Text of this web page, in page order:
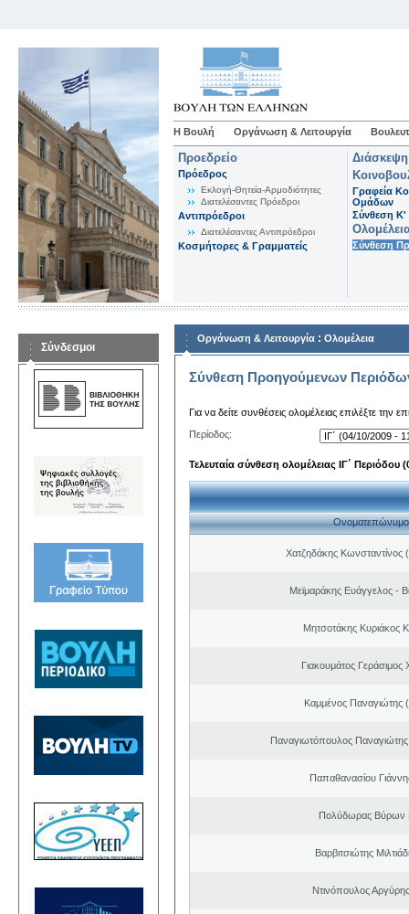
Η Βουλή Οργάνωση & Λειτουργία
Προεδρείο
Πρόεδρος
Εκλογή-Θητεία-Αρμοδιότητες
Διατελέσαντες Πρόεδροι
Αντιπρόεδροι
Διατελέσαντες Αντιπρόεδροι
Κοσμήτορες & Γραμματείς
Γραφεία
Ομάδων
Σύνθεση K'
Σύνθεση
Σύνδεσμοι
Οργάνωση & Λειτουργία : Ολομέλεια
Σύνθεση Προηγούμενων
Για να δείτε συνθέσεις ολομέλειας επιλέξτε την
Περίοδος:
Τελευταία σύνθεση ολομέλειας ΙΓ΄ Περιόδου
Ονοματεπώνυμο
Χατζηδάκης
Μεϊμαράκης Ευάγγελος -
Μητσοτάκης Κυριάκος
Γιακουμάτος
Καμμένος Παναγιώτης
Παναγιωτόπουλος
Παπαθανασίου
Πολύδωρας Βύρων
Βαρβιτσιώτης
Ντινόπουλος